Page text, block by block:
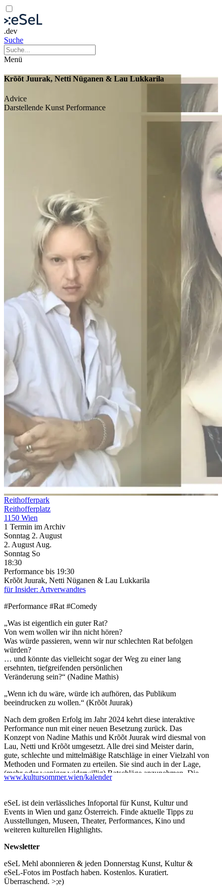
.dev
Suche
Menü
Krõõt Juurak, Netti Nüganen & Lau Lukkarila
Advice
Darstellende Kunst Performance
Reithofferpark
Reithofferplatz
1150 Wien
1 Termin im Archiv
Sonntag 2. August
2. August Aug.
Sonntag So
18:30
Performance bis 19:30
Krõõt Juurak, Netti Nüganen & Lau Lukkarila
für Insider: Artverwandtes
#Performance #Rat #Comedy
„Was ist eigentlich ein guter Rat?
Von wem wollen wir ihn nicht hören?
Was würde passieren, wenn wir nur schlechten Rat befolgen
würden?
… und könnte das vielleicht sogar der Weg zu einer lang
ersehnten, tiefgreifenden persönlichen
Veränderung sein?“ (Nadine Mathis)
„Wenn ich du wäre, würde ich aufhören, das Publikum
beeindrucken zu wollen.“ (Krõõt Juurak)
Nach dem großen Erfolg im Jahr 2024 kehrt diese interaktive
Performance nun mit einer neuen Besetzung zurück. Das
Konzept von Nadine Mathis und Krõõt Juurak wird diesmal von
Lau, Netti und Krõõt umgesetzt. Alle drei sind Meister darin,
gute, schlechte und mittelmäßige Ratschläge in einer Vielzahl von
Methoden und Formaten zu erteilen. Sie sind auch in der Lage,
(mehr oder weniger widerwillig) Ratschläge anzunehmen. Die
Ratschläge können von unangebrachten Bemerkungen bis hin zu
lebensverändernd, so doch zumindest unterhaltsam.
Diese Performance ist interaktiv, was bedeutet, dass die
Zuschauer die Möglichkeit haben,
ihre eigenen Probleme und Fragen einzubringen, auf die die
Darsteller in Form von Worten, Tänzen, Klängen oder sogar
English version:
“What is really good advice?
www.kultursommer.wien/kalender
eSeL ist dein verlässliches Infoportal für Kunst, Kultur und
Events in Wien und ganz Österreich. Finde aktuelle Tipps zu
Ausstellungen, Museen, Theater, Performances, Kino und
weiteren kulturellen Highlights.
Newsletter
eSeL Mehl abonnieren & jeden Donnerstag Kunst, Kultur &
eSeL-Fotos im Postfach haben. Kostenlos. Kuratiert.
Überraschend. >;e)